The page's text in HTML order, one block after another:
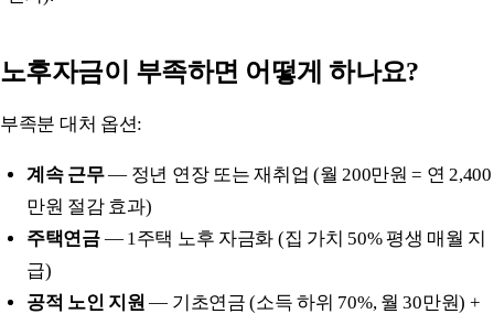
노후자금이 부족하면 어떻게 하나요?
부족분 대처 옵션:
계속 근무— 정년 연장 또는 재취업 (월 200만원 = 연 2,400
만원 절감 효과)
주택연금— 1주택 노후 자금화 (집 가치 50% 평생 매월 지
급)
공적 노인 지원 — 기초연금 (소득 하위 70%, 월 30만원) +